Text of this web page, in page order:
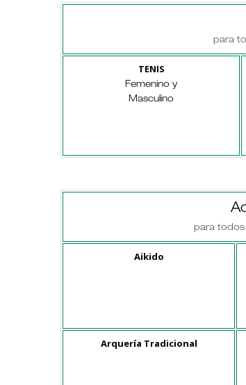
para
TENIS
Femenino y
Masculino
para todos
Aikido
Arquería Tradicional